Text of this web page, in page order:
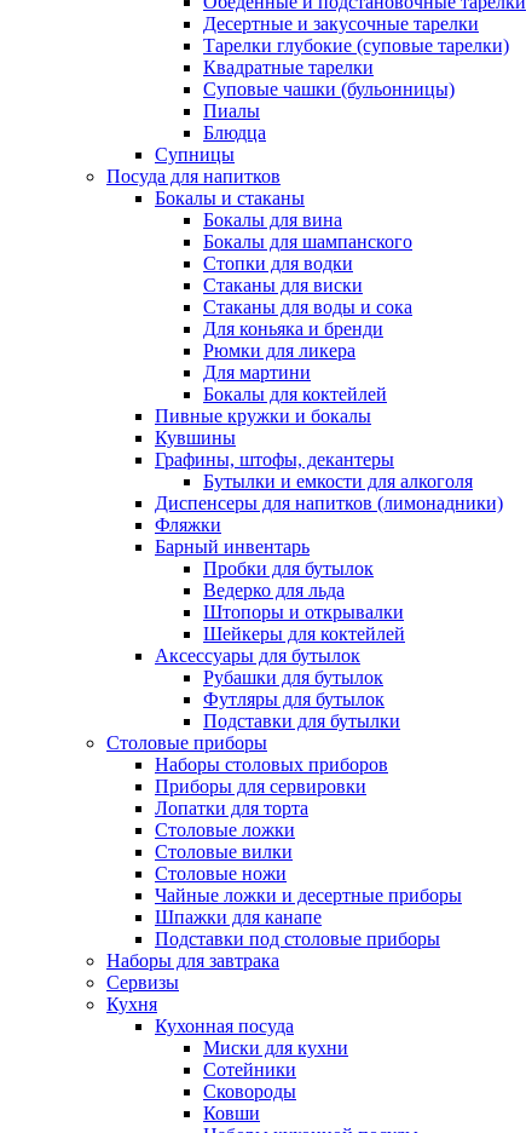
Десертные и закусочные тарелки
Тарелки глубокие (суповые тарелки)
Квадратные тарелки
Суповые чашки (бульонницы)
Пиалы
Блюдца
Супницы
Посуда для напитков
Бокалы и стаканы
Бокалы для вина
Бокалы для шампанского
Стопки для водки
Стаканы для виски
Стаканы для воды и сока
Для коньяка и бренди
Рюмки для ликера
Для мартини
Бокалы для коктейлей
Пивные кружки и бокалы
Кувшины
Графины, штофы, декантеры
Бутылки и емкости для алкоголя
Диспенсеры для напитков (лимонадники)
Фляжки
Барный инвентарь
Пробки для бутылок
Ведерко для льда
Штопоры и открывалки
Шейкеры для коктейлей
Аксессуары для бутылок
Рубашки для бутылок
Футляры для бутылок
Подставки для бутылки
Столовые приборы
Наборы столовых приборов
Приборы для сервировки
Лопатки для торта
Столовые ложки
Столовые вилки
Столовые ножи
Чайные ложки и десертные приборы
Шпажки для канапе
Подставки под столовые приборы
Наборы для завтрака
Сервизы
Кухня
Кухонная посуда
Миски для кухни
Сотейники
Сковороды
Ковши